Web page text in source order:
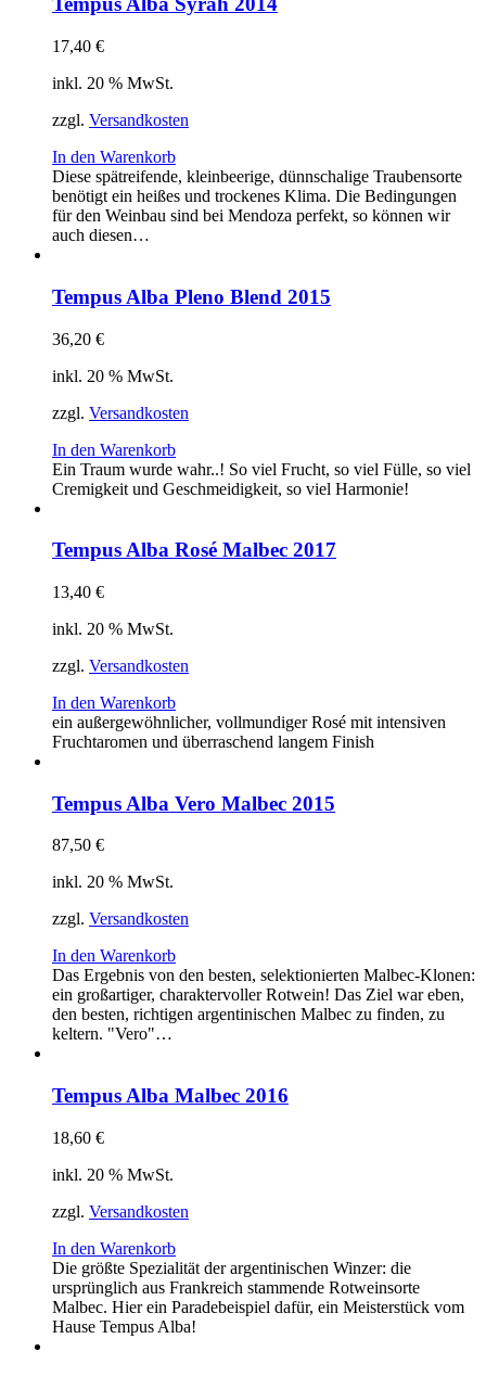
17,40 €
inkl. 20 % MwSt.
zzgl. Versandkosten
In den Warenkorb
Diese spätreifende, kleinbeerige, dünnschalige Traubensorte
benötigt ein heißes und trockenes Klima. Die Bedingungen
für den Weinbau sind bei Mendoza perfekt, so können wir
auch diesen…
Tempus Alba Pleno Blend 2015
36,20 €
inkl. 20 % MwSt.
zzgl. Versandkosten
In den Warenkorb
Ein Traum wurde wahr..! So viel Frucht, so viel Fülle, so viel
Cremigkeit und Geschmeidigkeit, so viel Harmonie!
Tempus Alba Rosé Malbec 2017
13,40 €
inkl. 20 % MwSt.
zzgl. Versandkosten
In den Warenkorb
ein außergewöhnlicher, vollmundiger Rosé mit intensiven
Fruchtaromen und überraschend langem Finish
Tempus Alba Vero Malbec 2015
87,50 €
inkl. 20 % MwSt.
zzgl. Versandkosten
In den Warenkorb
Das Ergebnis von den besten, selektionierten Malbec-Klonen:
ein großartiger, charaktervoller Rotwein! Das Ziel war eben,
den besten, richtigen argentinischen Malbec zu finden, zu
keltern. "Vero"…
Tempus Alba Malbec 2016
18,60 €
inkl. 20 % MwSt.
zzgl. Versandkosten
In den Warenkorb
Die größte Spezialität der argentinischen Winzer: die
ursprünglich aus Frankreich stammende Rotweinsorte
Malbec. Hier ein Paradebeispiel dafür, ein Meisterstück vom
Hause Tempus Alba!